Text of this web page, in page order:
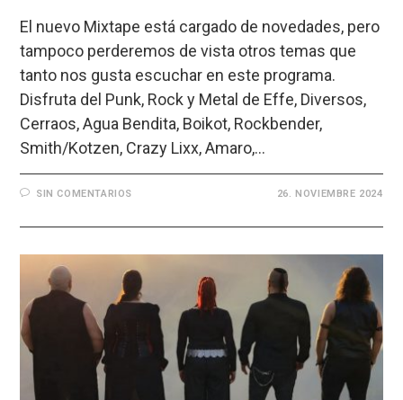
El nuevo Mixtape está cargado de novedades, pero
tampoco perderemos de vista otros temas que
tanto nos gusta escuchar en este programa.
Disfruta del Punk, Rock y Metal de Effe, Diversos,
Cerraos, Agua Bendita, Boikot, Rockbender,
Smith/Kotzen, Crazy Lixx, Amaro,…
SIN COMENTARIOS 26. NOVIEMBRE 2024